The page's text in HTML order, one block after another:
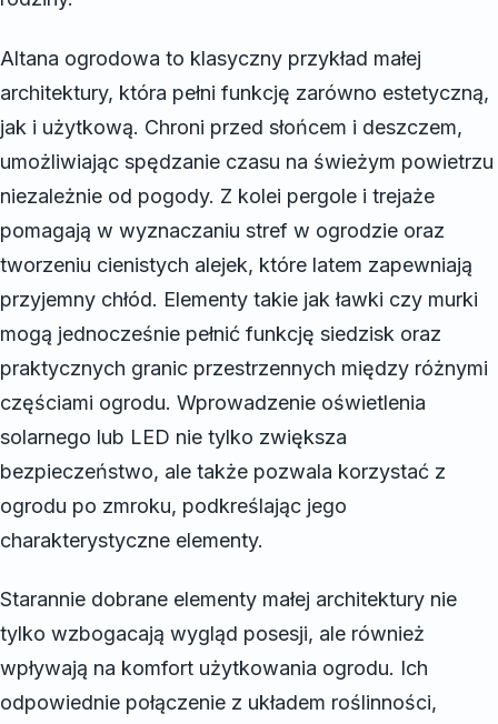
Altana ogrodowa to klasyczny przykład małej
architektury, która pełni funkcję zarówno estetyczną,
jak i użytkową. Chroni przed słońcem i deszczem,
umożliwiając spędzanie czasu na świeżym powietrzu
niezależnie od pogody. Z kolei pergole i trejaże
pomagają w wyznaczaniu stref w ogrodzie oraz
tworzeniu cienistych alejek, które latem zapewniają
przyjemny chłód. Elementy takie jak ławki czy murki
mogą jednocześnie pełnić funkcję siedzisk oraz
praktycznych granic przestrzennych między różnymi
częściami ogrodu. Wprowadzenie oświetlenia
solarnego lub LED nie tylko zwiększa
bezpieczeństwo, ale także pozwala korzystać z
ogrodu po zmroku, podkreślając jego
charakterystyczne elementy.
Starannie dobrane elementy małej architektury nie
tylko wzbogacają wygląd posesji, ale również
wpływają na komfort użytkowania ogrodu. Ich
odpowiednie połączenie z układem roślinności,